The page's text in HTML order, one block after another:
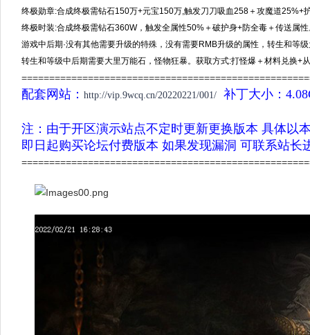
终极勋章:合成终极需钻石150万+元宝150万,触发刀刀吸血258＋攻魔道25%+
终极时装:合成终极需钻石360W，触发全属性50%＋破护身+防全毒＋传送属
游戏中后期·没有其他需要升级的特殊，没有需要RMB升级的属性，转生和等
转生和等级中后期需要大里万能石，怪物狂暴。获取方式:打怪爆＋材料兑换+
配套网站： http://vip.9wcq.cn/20220221/001/ 补丁大小：
注：由于开区演示站点不定时更新更换版本 具体以
即日起购买论坛付费版本 如果发现漏洞 可联系站长